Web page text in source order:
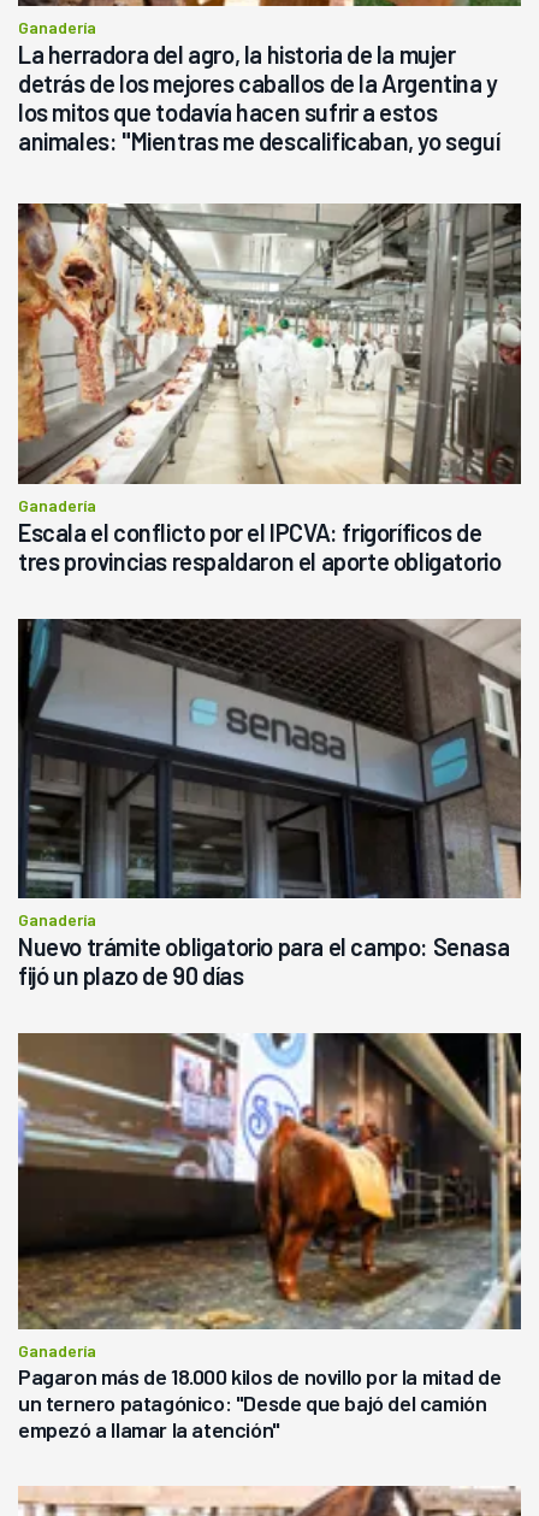
Ganadería
La herradora del agro, la historia de la mujer
detrás de los mejores caballos de la Argentina y
los mitos que todavía hacen sufrir a estos
animales: "Mientras me descalificaban, yo seguí
Ganadería
Escala el conflicto por el IPCVA: frigoríficos de
tres provincias respaldaron el aporte obligatorio
Ganadería
Nuevo trámite obligatorio para el campo: Senasa
fijó un plazo de 90 días
Ganadería
Pagaron más de 18.000 kilos de novillo por la mitad de
un ternero patagónico: "Desde que bajó del camión
empezó a llamar la atención"